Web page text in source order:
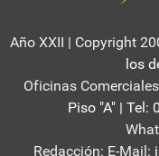
Año XXII | Copyright
los
Oficinas
Piso "A" | Tel:
Redacción: E-Mail: